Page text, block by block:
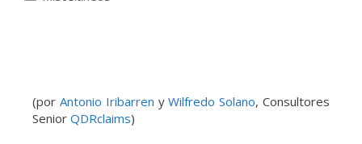
(por Antonio Iribarren yWilfredo Solano, Consultores
Senior QDRclaims)